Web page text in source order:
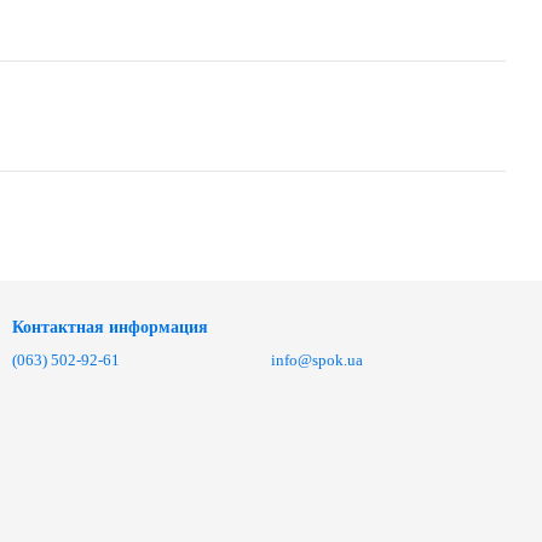
Контактная информация
(063) 502-92-61
info@spok.ua